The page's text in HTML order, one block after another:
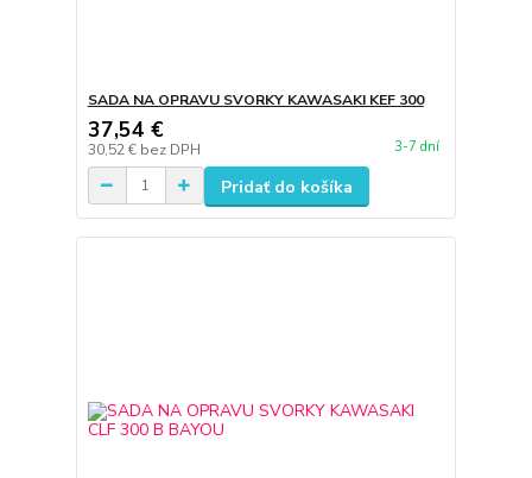
SADA NA OPRAVU SVORKY KAWASAKI KEF 300
37,54 €
30,52 € bez DPH 3-7 dní
Pridať do košíka